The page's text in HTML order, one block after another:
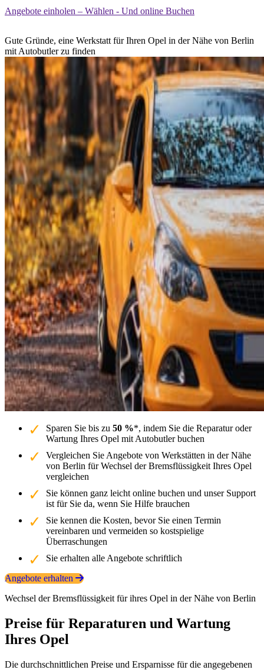
Angebote einholen – Wählen - Und online Buchen
Gute Gründe, eine Werkstatt für Ihren Opel in der Nähe von Berlin
mit Autobutler zu finden
Sparen Sie bis zu 50 %*, indem Sie die Reparatur oder
Wartung Ihres Opel mit Autobutler buchen
Vergleichen Sie Angebote von Werkstätten in der Nähe
von Berlin für Wechsel der Bremsflüssigkeit Ihres Opel
vergleichen
Sie können ganz leicht online buchen und unser Support
ist für Sie da, wenn Sie Hilfe brauchen
Sie kennen die Kosten, bevor Sie einen Termin
vereinbaren und vermeiden so kostspielige
Überraschungen
Sie erhalten alle Angebote schriftlich
Angebote erhalten
Wechsel der Bremsflüssigkeit für ihres Opel in der Nähe von Berlin
Preise für Reparaturen und Wartung
Ihres Opel
Die durchschnittlichen Preise und Ersparnisse für die angegebenen